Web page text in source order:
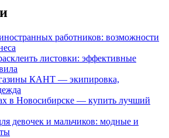
работников: возможности
листовки: эффективные
КАНТ — экипировка,
в Новосибирске — купить лучший
девочек и мальчиков: модные и